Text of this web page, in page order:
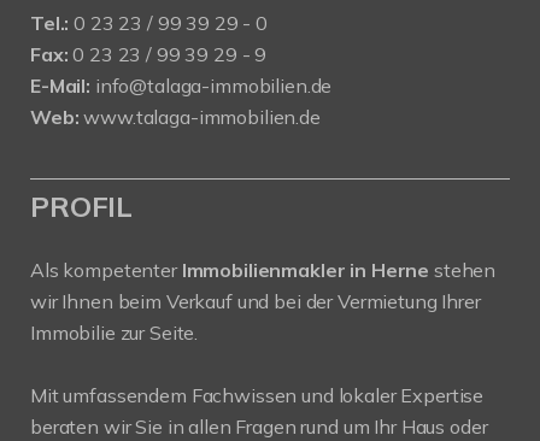
Tel.: 0 23 23 / 99 39 29 - 0
Fax: 0 23 23 / 99 39 29 - 9
E-Mail: info@talaga-immobilien.de
Web: www.talaga-immobilien.de
PROFIL
Als kompetenter Immobilienmakler in Herne stehen
wir Ihnen beim Verkauf und bei der Vermietung Ihrer
Immobilie zur Seite.
Mit umfassendem Fachwissen und lokaler Expertise
beraten wir Sie in allen Fragen rund um Ihr Haus oder